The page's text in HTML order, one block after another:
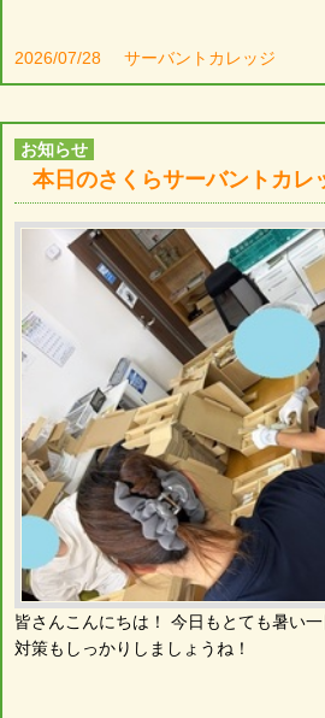
2026/07/28 サーバントカレッジ
お知らせ
本日のさくらサーバントカレ
皆さんこんにちは！ 今日もとても暑い
対策もしっかりしましょうね！